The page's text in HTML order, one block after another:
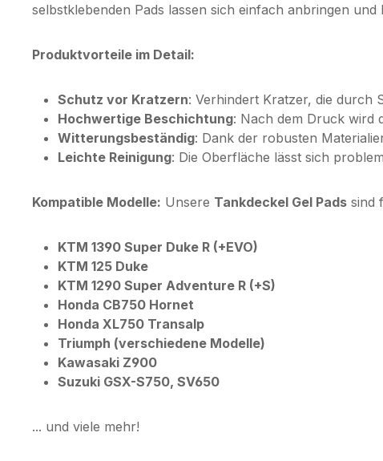
selbstklebenden Pads lassen sich einfach anbringen
Produktvorteile im Detail:
Schutz vor Kratzern: Verhindert Kratzer, die durch
Hochwertige Beschichtung: Nach dem Druck wird
Witterungsbeständig: Dank der robusten
Leichte Reinigung: Die Oberfläche lässt sich
Kompatible Modelle: Unsere Tankdeckel Gel Pads sind
KTM 1390 Super Duke R (+EVO)
KTM 125 Duke
KTM 1290 Super Adventure R (+S)
Honda CB750 Hornet
Honda XL750 Transalp
Triumph (verschiedene Modelle)
Kawasaki Z900
Suzuki GSX-S750, SV650
... und viele mehr!